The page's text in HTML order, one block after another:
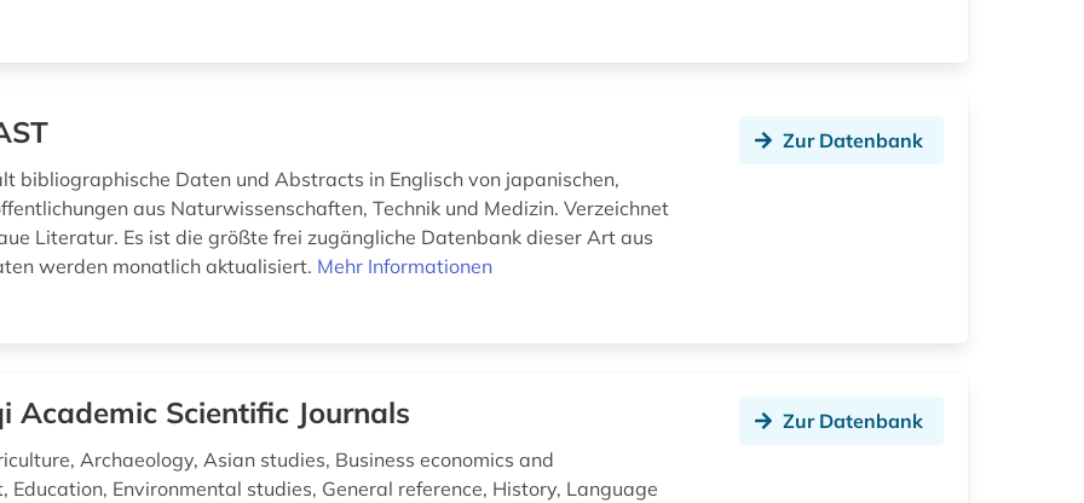
bibliographische Daten und Abstracts in Englisch von japanischen,
aus Naturwissenschaften, Technik und Medizin. Verzeichnet
Literatur. Es ist die größte frei zugängliche Datenbank dieser Art aus
werden monatlich aktualisiert. Mehr Informationen
Zur Datenbank
Academic Scientific Journals
Archaeology, Asian studies, Business economics and
Education, Environmental studies, General reference, History, Language
Zur Datenbank